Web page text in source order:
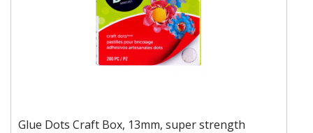
Glue Dots Craft Box, 13mm, super strength